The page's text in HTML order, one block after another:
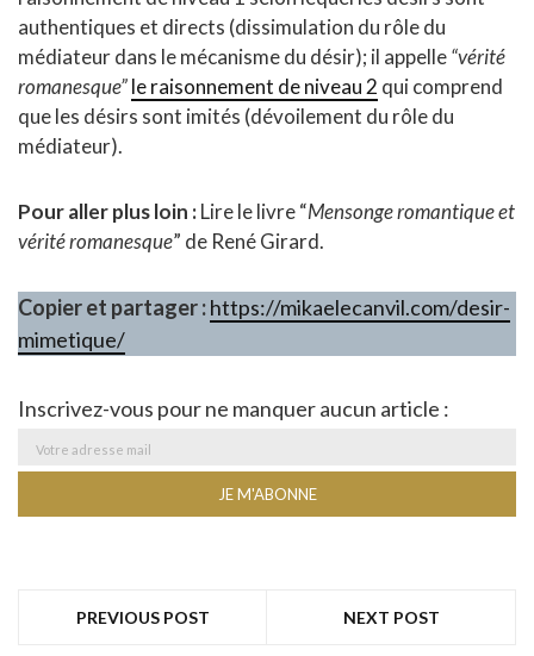
authentiques et directs (dissimulation du rôle du
médiateur dans le mécanisme du désir); il appelle“vérité
romanesque”le raisonnement de niveau 2 qui comprend
que les désirs sont imités (dévoilement du rôle du
médiateur).
Pour aller plus loin :Lire le livre “Mensonge romantique et
vérité romanesque” de René Girard.
Copier et partager :https://mikaelecanvil.com/desir-
mimetique/
Inscrivez-vous pour ne manquer aucun article :
PREVIOUS POST NEXT POST